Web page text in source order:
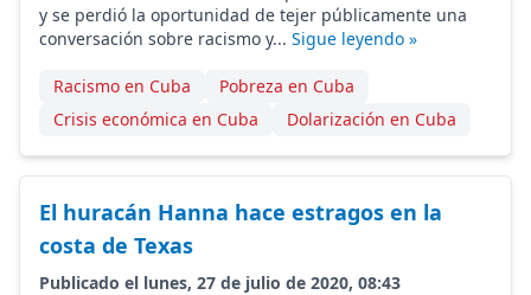
y se perdió la oportunidad de tejer públicamente una
conversación sobre racismo y... Sigue leyendo »
Racismo en Cuba
Pobreza en Cuba
Crisis económica en Cuba
Dolarización en Cuba
El huracán Hanna hace estragos en la
costa de Texas
Publicado el lunes, 27 de julio de 2020, 08:43